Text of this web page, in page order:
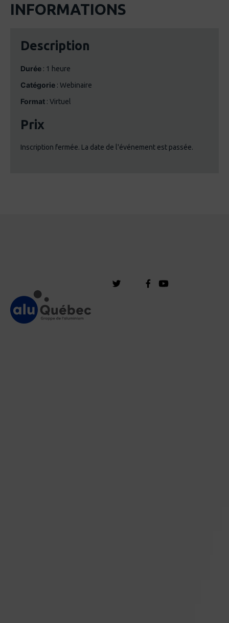
INFORMATIONS
Description
Durée : 1 heure
Catégorie : Webinaire
Format : Virtuel
Prix
Inscription fermée. La date de l'événement est passée.